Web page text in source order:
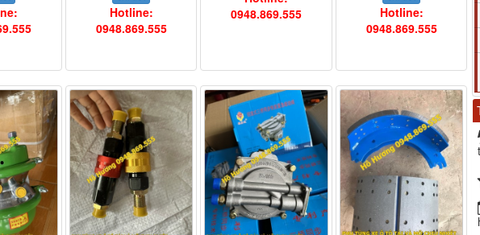
Hotline:
0948.869.555
0948.869.555
Hotline:
0948.869.555